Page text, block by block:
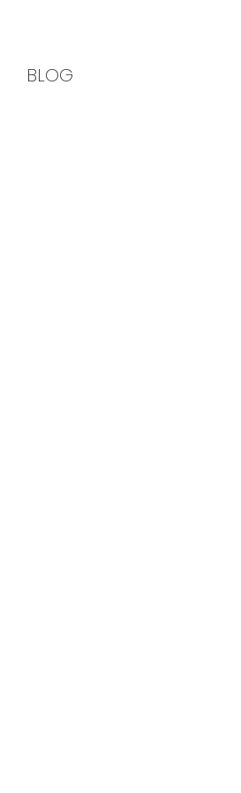
BLOG